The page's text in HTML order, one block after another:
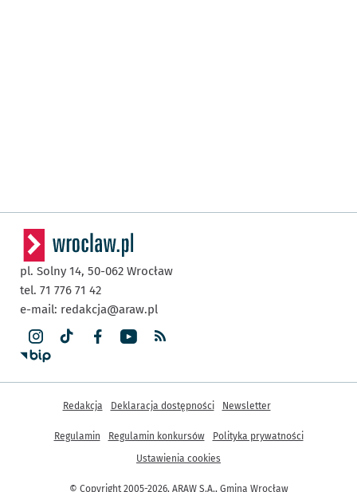
pl. Solny 14, 50-062 Wrocław
tel. 71 776 71 42
e-mail: redakcja@araw.pl
© Copyright 2005-2026, ARAW S.A., Gmina Wrocław
Inne informacje
Redakcja Deklaracja dostępności Newsletter
Regulamin Regulamin konkursów
Polityka prywatności
Ustawienia cookies